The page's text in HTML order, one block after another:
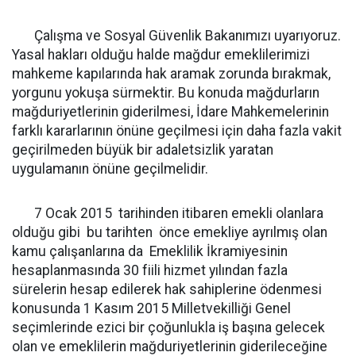
Çalışma ve Sosyal Güvenlik Bakanımızı uyarıyoruz.
Yasal hakları olduğu halde mağdur emeklilerimizi
mahkeme kapılarında hak aramak zorunda bırakmak,
yorgunu yokuşa sürmektir. Bu konuda mağdurların
mağduriyetlerinin giderilmesi, İdare Mahkemelerinin
farklı kararlarının önüne geçilmesi için daha fazla vakit
geçirilmeden büyük bir adaletsizlik yaratan
uygulamanın önüne geçilmelidir.
7 Ocak 2015 tarihinden itibaren emekli olanlara
olduğu gibi bu tarihten önce emekliye ayrılmış olan
kamu çalışanlarına da Emeklilik İkramiyesinin
hesaplanmasında 30 fiili hizmet yılından fazla
sürelerin hesap edilerek hak sahiplerine ödenmesi
konusunda 1 Kasım 2015 Milletvekilliği Genel
seçimlerinde ezici bir çoğunlukla iş başına gelecek
olan ve emeklilerin mağduriyetlerinin giderileceğine